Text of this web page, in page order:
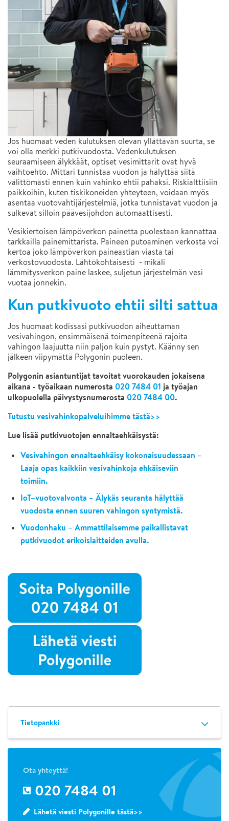
Jos huomaat veden kulutuksen olevan yllättävän suurta, se
voi olla merkki putkivuodosta. Vedenkulutuksen
seuraamiseen älykkäät, optiset vesimittarit ovat hyvä
vaihtoehto. Mittari tunnistaa vuodon ja hälyttää siitä
välittömästi ennen kuin vahinko ehtii pahaksi. Riskialttiisiin
paikkoihin, kuten tiskikoneiden yhteyteen, voidaan myös
asentaa vuotovahtijärjestelmiä, jotka tunnistavat vuodon ja
sulkevat silloin päävesijohdon automaattisesti.
Vesikiertoisen lämpöverkon painetta puolestaan kannattaa
tarkkailla painemittarista. Paineen putoaminen verkosta voi
kertoa joko lämpöverkon paineastian viasta tai
verkostovuodosta. Lähtökohtaisesti - mikäli
lämmitysverkon paine laskee, suljetun järjestelmän vesi
vuotaa jonnekin.
Kun putkivuoto ehtii silti sattua
Jos huomaat kodissasi putkivuodon aiheuttaman
vesivahingon, ensimmäisenä toimenpiteenä rajoita
vahingon laajuutta niin paljon kuin pystyt. Käänny sen
jälkeen viipymättä Polygonin puoleen.
Polygonin asiantuntijat tavoitat vuorokauden jokaisena
aikana - työaikaan numerosta 020 7484 01 ja työajan
ulkopuolella päivystysnumerosta 020 7484 00.
Tutustu vesivahinkopalveluihimme tästä>>
Lue lisää putkivuotojen ennaltaehkäisystä:
Vesivahingon ennaltaehkäisy kokonaisuudessaan –
Laaja opas kaikkiin vesivahinkoja ehkäiseviin
toimiin.
IoT–vuotovalvonta – Älykäs seuranta hälyttää
vuodosta ennen suuren vahingon syntymistä.
Vuodonhaku – Ammattilaisemme paikallistavat
putkivuodot erikoislaitteiden avulla.
Tietopankki
Ota yhteyttä!
020 7484 01
Lähetä viesti Polygonille tästä>>